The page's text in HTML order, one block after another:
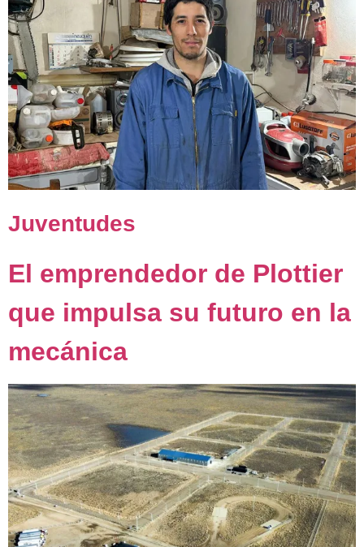
Juventudes
El emprendedor de Plottier
que impulsa su futuro en la
mecánica